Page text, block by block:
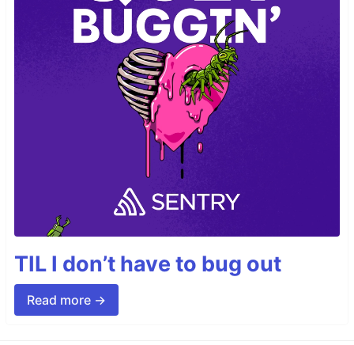
TIL I don’t have to bug out
Read more →